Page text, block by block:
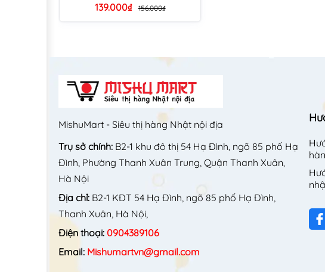
139.000₫ 156.000₫
MishuMart - Siêu thị hàng Nhật nội địa
Trụ sở chính: B2-1 khu đô thị 54 Hạ Đình, ngõ 85 phố Hạ
Đình, Phường Thanh Xuân Trung, Quận Thanh Xuân,
Hà Nội
Địa chỉ: B2-1 KĐT 54 Hạ Đình, ngõ 85 phố Hạ Đình,
Thanh Xuân, Hà Nội,
Điện thoại: 0904389106
Email: Mishumartvn@gmail.com